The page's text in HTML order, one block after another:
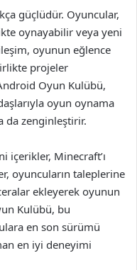
güçlüdür. Oyuncular,
oynayabilir veya yeni
oyunun eğlence
projeler
Oyun Kulübü,
oyun oynama
da zenginleştirir.
içerikler, Minecraft’ı
oyuncuların taleplerine
ekleyerek oyunun
Kulübü, bu
en son sürümü
en iyi deneyimi